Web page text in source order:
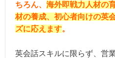
ちろん、 海外即戦力人材の
材の養成、初心者向けの英
ズに応えます。
英会話スキルに限らず、営